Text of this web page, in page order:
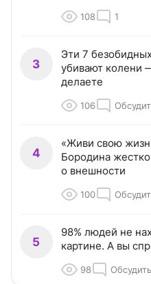
108 1
3
Эти 7
убивают колени
делаете
106
4
«Живи свою
Бородина
о внешности
100
5
98% людей не
картине. А вы
98 Обсудить